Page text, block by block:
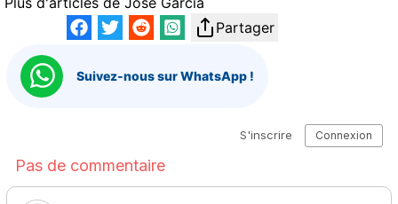
Partager
Suivez-nous sur WhatsApp !